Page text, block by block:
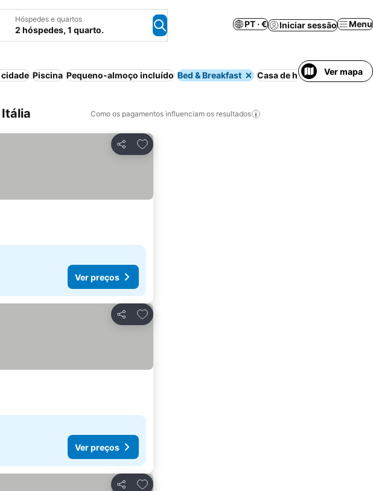
Hóspedes e quartos
2 hóspedes, 1 quarto.
PT · € Iniciar sessão Menu
Piscina Pequeno-almoço incluído Bed & Breakfast Casa de hóspedes Casa/
Ver mapa
Como os pagamentos influenciam os resultados
Partilhar
Adicionar aos favoritos
Ver preços
Partilhar
Adicionar aos favoritos
Ver preços
Adicionar aos favoritos